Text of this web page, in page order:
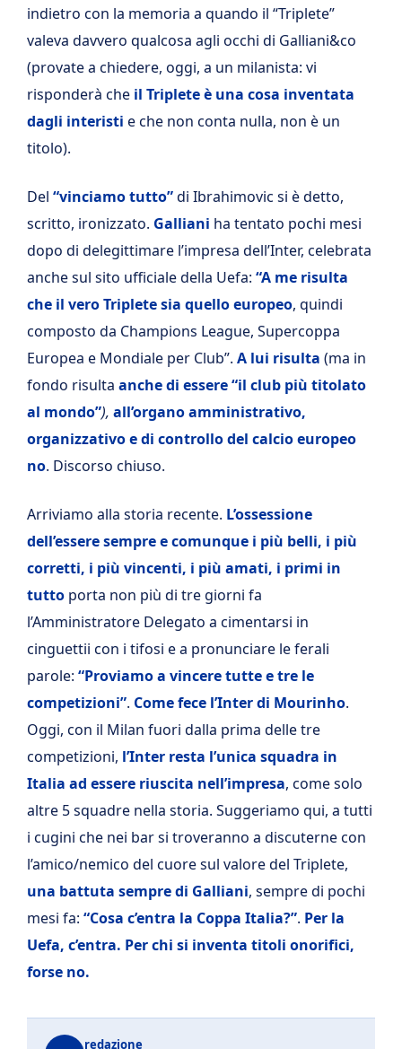
indietro con la memoria a quando il “Triplete”
valeva davvero qualcosa agli occhi di Galliani&co
(provate a chiedere, oggi, a un milanista: vi
risponderà che il Triplete è una cosa inventata
dagli interisti e che non conta nulla, non è un
titolo).
Del “vinciamo tutto”di Ibrahimovic si è detto,
scritto, ironizzato. Galliani ha tentato pochi mesi
dopo di delegittimare l’impresa dell’Inter, celebrata
anche sul sito ufficiale della Uefa: “A me risulta
che il vero Triplete sia quello europeo, quindi
composto da Champions League, Supercoppa
Europea e Mondiale per Club”. A lui risulta (ma in
fondo risulta anche di essere “il club più titolato
al mondo”), all’organo amministrativo,
organizzativo e di controllo del calcio europeo
no. Discorso chiuso.
Arriviamo alla storia recente. L’ossessione
dell’essere sempre e comunque i più belli, i più
corretti, i più vincenti, i più amati, i primi in
tutto porta non più di tre giorni fa
l’Amministratore Delegato a cimentarsi in
cinguettii con i tifosi e a pronunciare le ferali
parole: “Proviamo a vincere tutte e tre le
competizioni”. Come fece l’Inter di Mourinho.
Oggi, con il Milan fuori dalla prima delle tre
competizioni, l’Inter resta l’unica squadra in
Italia ad essere riuscita nell’impresa, come solo
altre 5 squadre nella storia. Suggeriamo qui, a tutti
i cugini che nei bar si troveranno a discuterne con
l’amico/nemico del cuore sul valore del Triplete,
una battuta sempre di Galliani, sempre di pochi
mesi fa: “Cosa c’entra la Coppa Italia?”. Per la
Uefa, c’entra. Per chi si inventa titoli onorifici,
forse no.
redazione